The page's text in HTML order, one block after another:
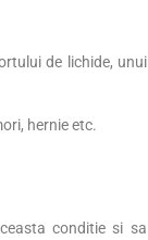
de lichide, unui
hernie etc.
conditie si sa